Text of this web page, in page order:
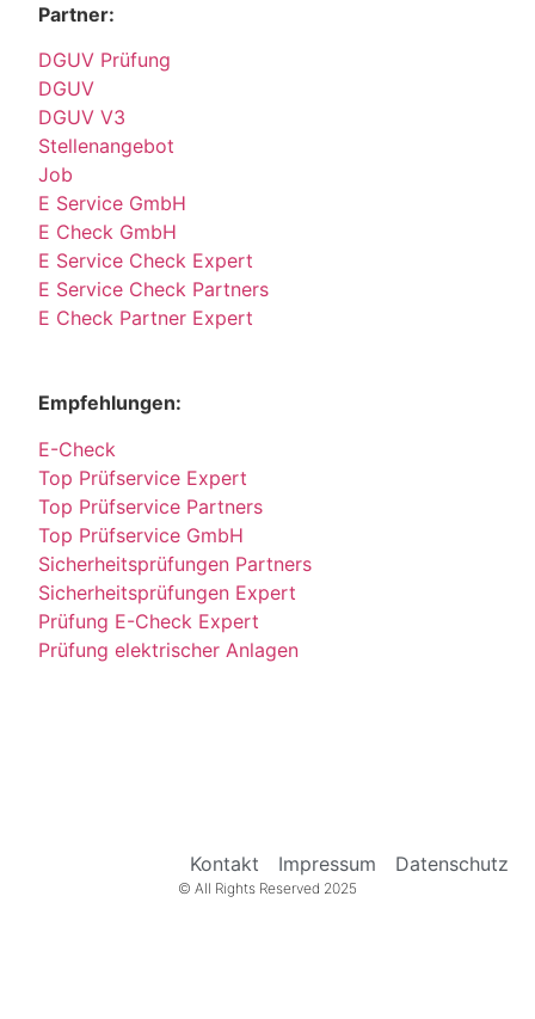
Partner:
DGUV Prüfung
DGUV
DGUV V3
Stellenangebot
Job
E Service GmbH
E Check GmbH
E Service Check Expert
E Service Check Partners
E Check Partner Expert
Empfehlungen:
E-Check
Top Prüfservice Expert
Top Prüfservice Partners
Top Prüfservice GmbH
Sicherheitsprüfungen Partners
Sicherheitsprüfungen Expert
Prüfung E-Check Expert
Prüfung elektrischer Anlagen
Kontakt Impressum Datenschutz
© All Rights Reserved 2025